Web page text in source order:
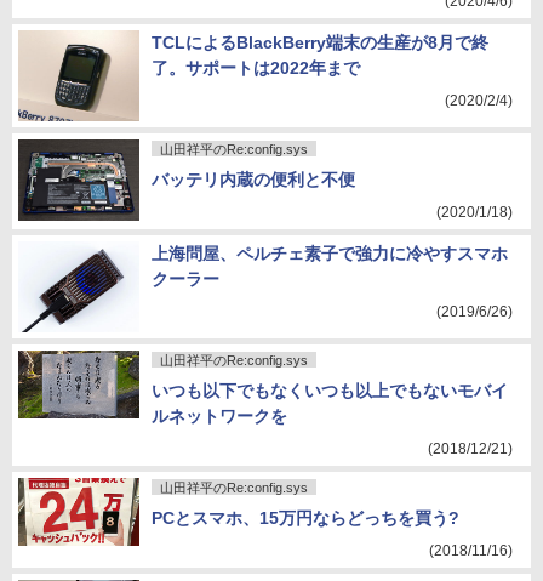
TCLによるBlackBerry端末の生産が8月で終
了。サポートは2022年まで
(2020/2/4)
山田祥平のRe:config.sys
バッテリ内蔵の便利と不便
(2020/1/18)
上海問屋、ペルチェ素子で強力に冷やすスマホ
クーラー
(2019/6/26)
山田祥平のRe:config.sys
いつも以下でもなくいつも以上でもないモバイ
ルネットワークを
(2018/12/21)
山田祥平のRe:config.sys
PCとスマホ、15万円ならどっちを買う?
(2018/11/16)